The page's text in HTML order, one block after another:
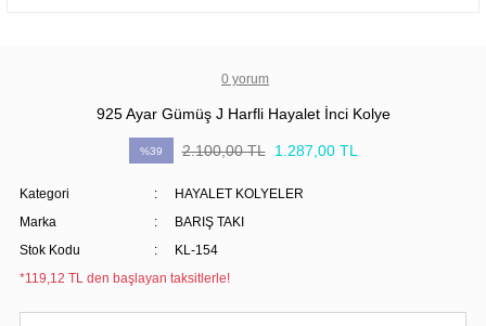
0 yorum
925 Ayar Gümüş J Harfli Hayalet İnci Kolye
%39 2.100,00 TL 1.287,00 TL
Kategori
HAYALET KOLYELER
Marka
BARIŞ TAKI
Stok Kodu
KL-154
*119,12 TL den başlayan taksitlerle!